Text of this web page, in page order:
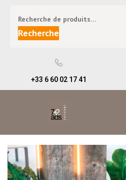
Recherche
+33 6 60 02 17 41